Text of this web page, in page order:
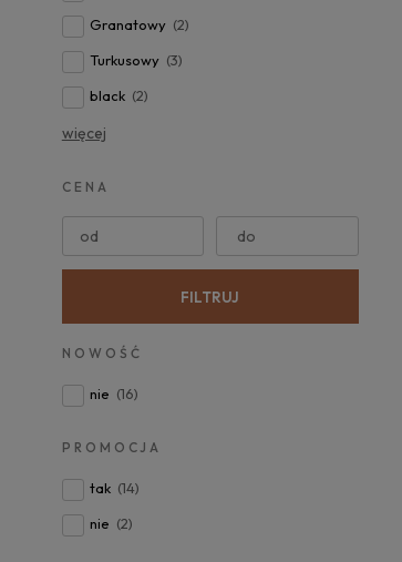
Granatowy (2)
Turkusowy (3)
black (2)
więcej
CENA
od do
FILTRUJ
NOWOŚĆ
nie (16)
PROMOCJA
tak (14)
nie (2)